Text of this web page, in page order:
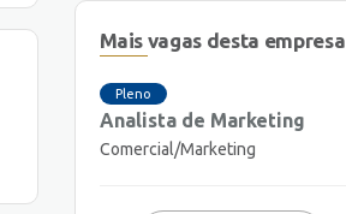
Mais vagas desta empresa
Pleno
Analista de Marketing
Comercial/Marketing